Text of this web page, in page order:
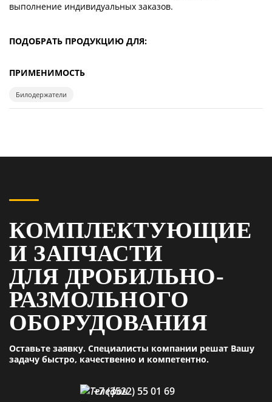
выполнение индивидуальных заказов.
ПОДОБРАТЬ ПРОДУКЦИЮ ДЛЯ:
ПРИМЕНИМОСТЬ
Билодержатели
КОМПЛЕКТУЮЩИЕ
И ЗАПЧАСТИ
ДЛЯ ДРОБИЛЬНО-
РАЗМОЛЬНОГО
ОБОРУДОВАНИЯ
Оставьте заявку. Специалисты компании решат Вашу
задачу быстро, качественно и компетентно.
+7 (3522) 55 01 69